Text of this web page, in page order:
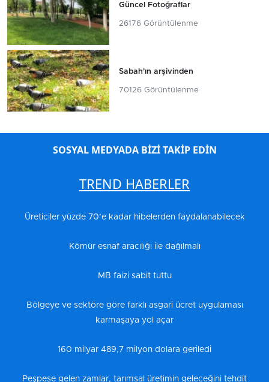
Güncel Fotoğraflar
26176 Görüntülenme
Sabah'ın arşivinden
70126 Görüntülenme
SOSYAL MEDYADA BİZİ TAKİP EDİN
TREND HABERLER
Üreticiler yüzde 70’e kadar hibelerden faydalanabilecek
Kömür esnaf aracılığı ile dağılmalı
MB faizi sabit tuttu
Bölgeye ve sektöre göre farklı asgari ücret uygulaması
karmaşaya yol açar
160 milyar 489,7 milyon dolara geriledi
Peşpeşe gelen zamlar, tarımsal üretimin geleceğini tehdit